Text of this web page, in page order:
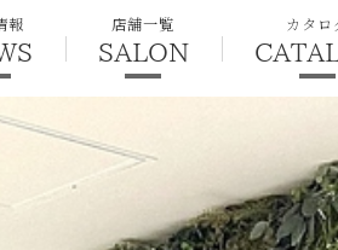
報 店舗一覧
SALON
カタロ